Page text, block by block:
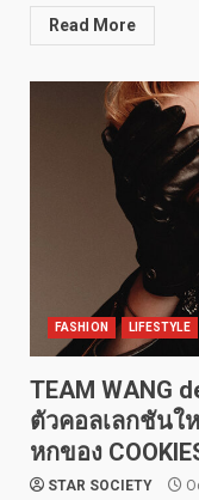
Read More
FASHION LIFESTYLE
TEAM WANG
ตัวคอลเลกชันใ
หกของ
STAR SOCIETY